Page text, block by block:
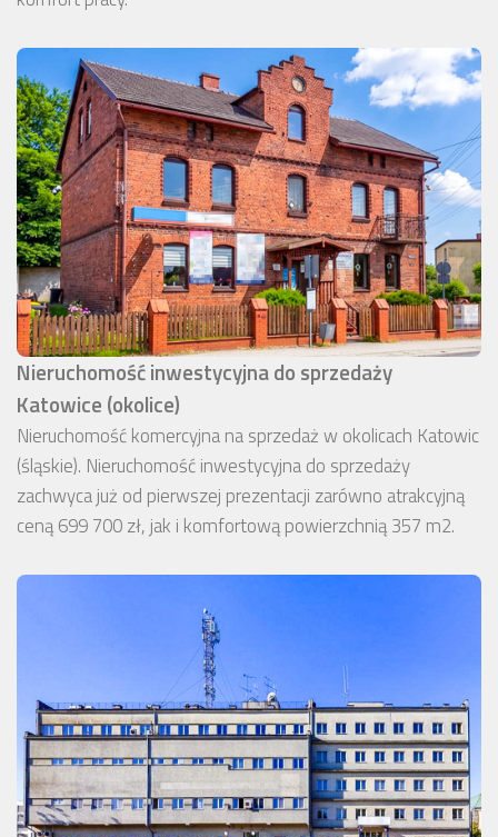
Nieruchomość inwestycyjna do sprzedaży
Katowice (okolice)
Nieruchomość komercyjna na sprzedaż w okolicach Katowic
(śląskie). Nieruchomość inwestycyjna do sprzedaży
zachwyca już od pierwszej prezentacji zarówno atrakcyjną
ceną 699 700 zł, jak i komfortową powierzchnią 357 m2.